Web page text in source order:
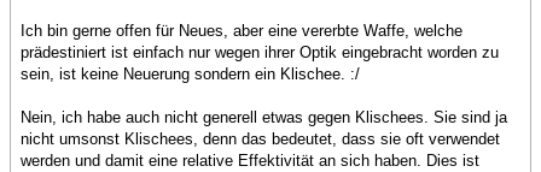
Ich bin gerne offen für Neues, aber eine vererbte Waffe, welche
prädestiniert ist einfach nur wegen ihrer Optik eingebracht worden zu
sein, ist keine Neuerung sondern ein Klischee. :/
Nein, ich habe auch nicht generell etwas gegen Klischees. Sie sind ja
nicht umsonst Klischees, denn das bedeutet, dass sie oft verwendet
werden und damit eine relative Effektivität an sich haben. Dies ist